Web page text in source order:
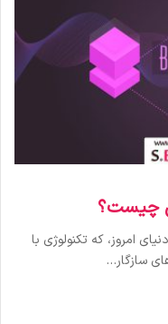
چیست؟
امروز، که تکنولوژی با
سازگار…